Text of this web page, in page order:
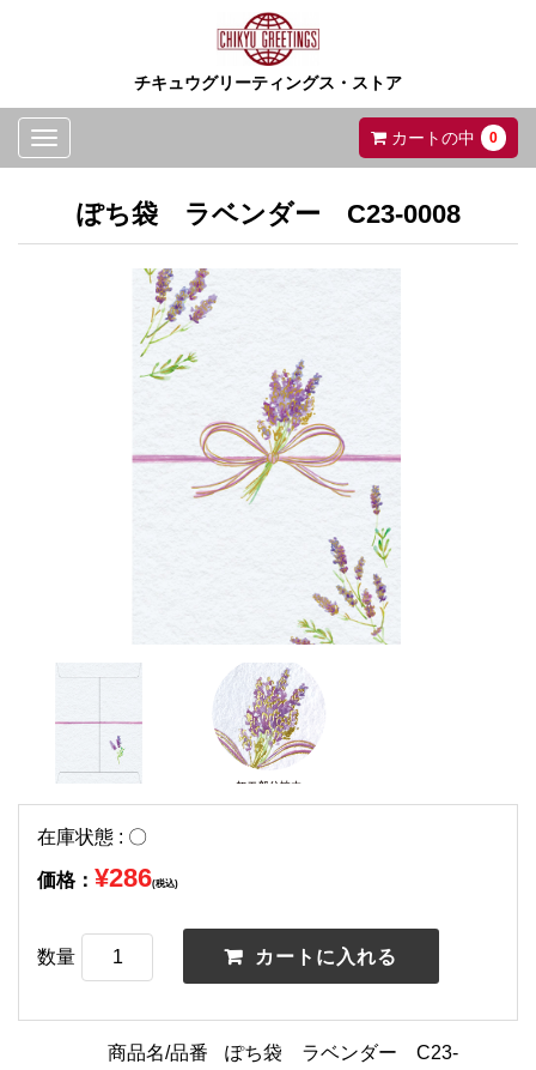
チキュウグリーティングス・ストア
Toggle
navigation
カートの中 0
ぽち袋 ラベンダー C23-0008
在庫状態 : 〇
価格： ¥286(税込)
数量
商品名/品番
ぽち袋 ラベンダー C23-